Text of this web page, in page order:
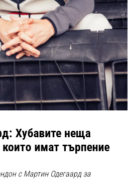
Хубавите неща
имат търпение
с Мартин Одегаард за